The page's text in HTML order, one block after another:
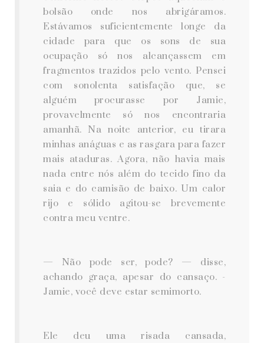
bolsão onde nos abrigáramos.
Estávamos suficientemente longe da
cidade para que os sons de sua
ocupação só nos alcançassem em
fragmentos trazidos pelo vento. Pensei
com sonolenta satisfação que, se
alguém procurasse por Jamie,
provavelmente só nos encontraria
amanhã. Na noite anterior, eu tirara
minhas anáguas e as rasgara para fazer
mais ataduras. Agora, não havia mais
nada entre nós além do tecido fino da
saia e do camisão de baixo. Um calor
rijo e sólido agitou-se brevemente
contra meu ventre.
— Não pode ser, pode? — disse,
achando graça, apesar do cansaço. -
Jamie, você deve estar semimorto.
Ele deu uma risada cansada,